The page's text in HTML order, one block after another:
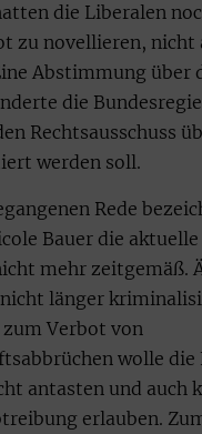
die Liberalen
zu novellieren, nicht
Abstimmung über
die
Rechtsausschuss
werden soll.
Rede
Bauer die aktuelle
mehr zeitgemäß.
länger
zum Verbot von
wolle
antasten und auch
erlauben.